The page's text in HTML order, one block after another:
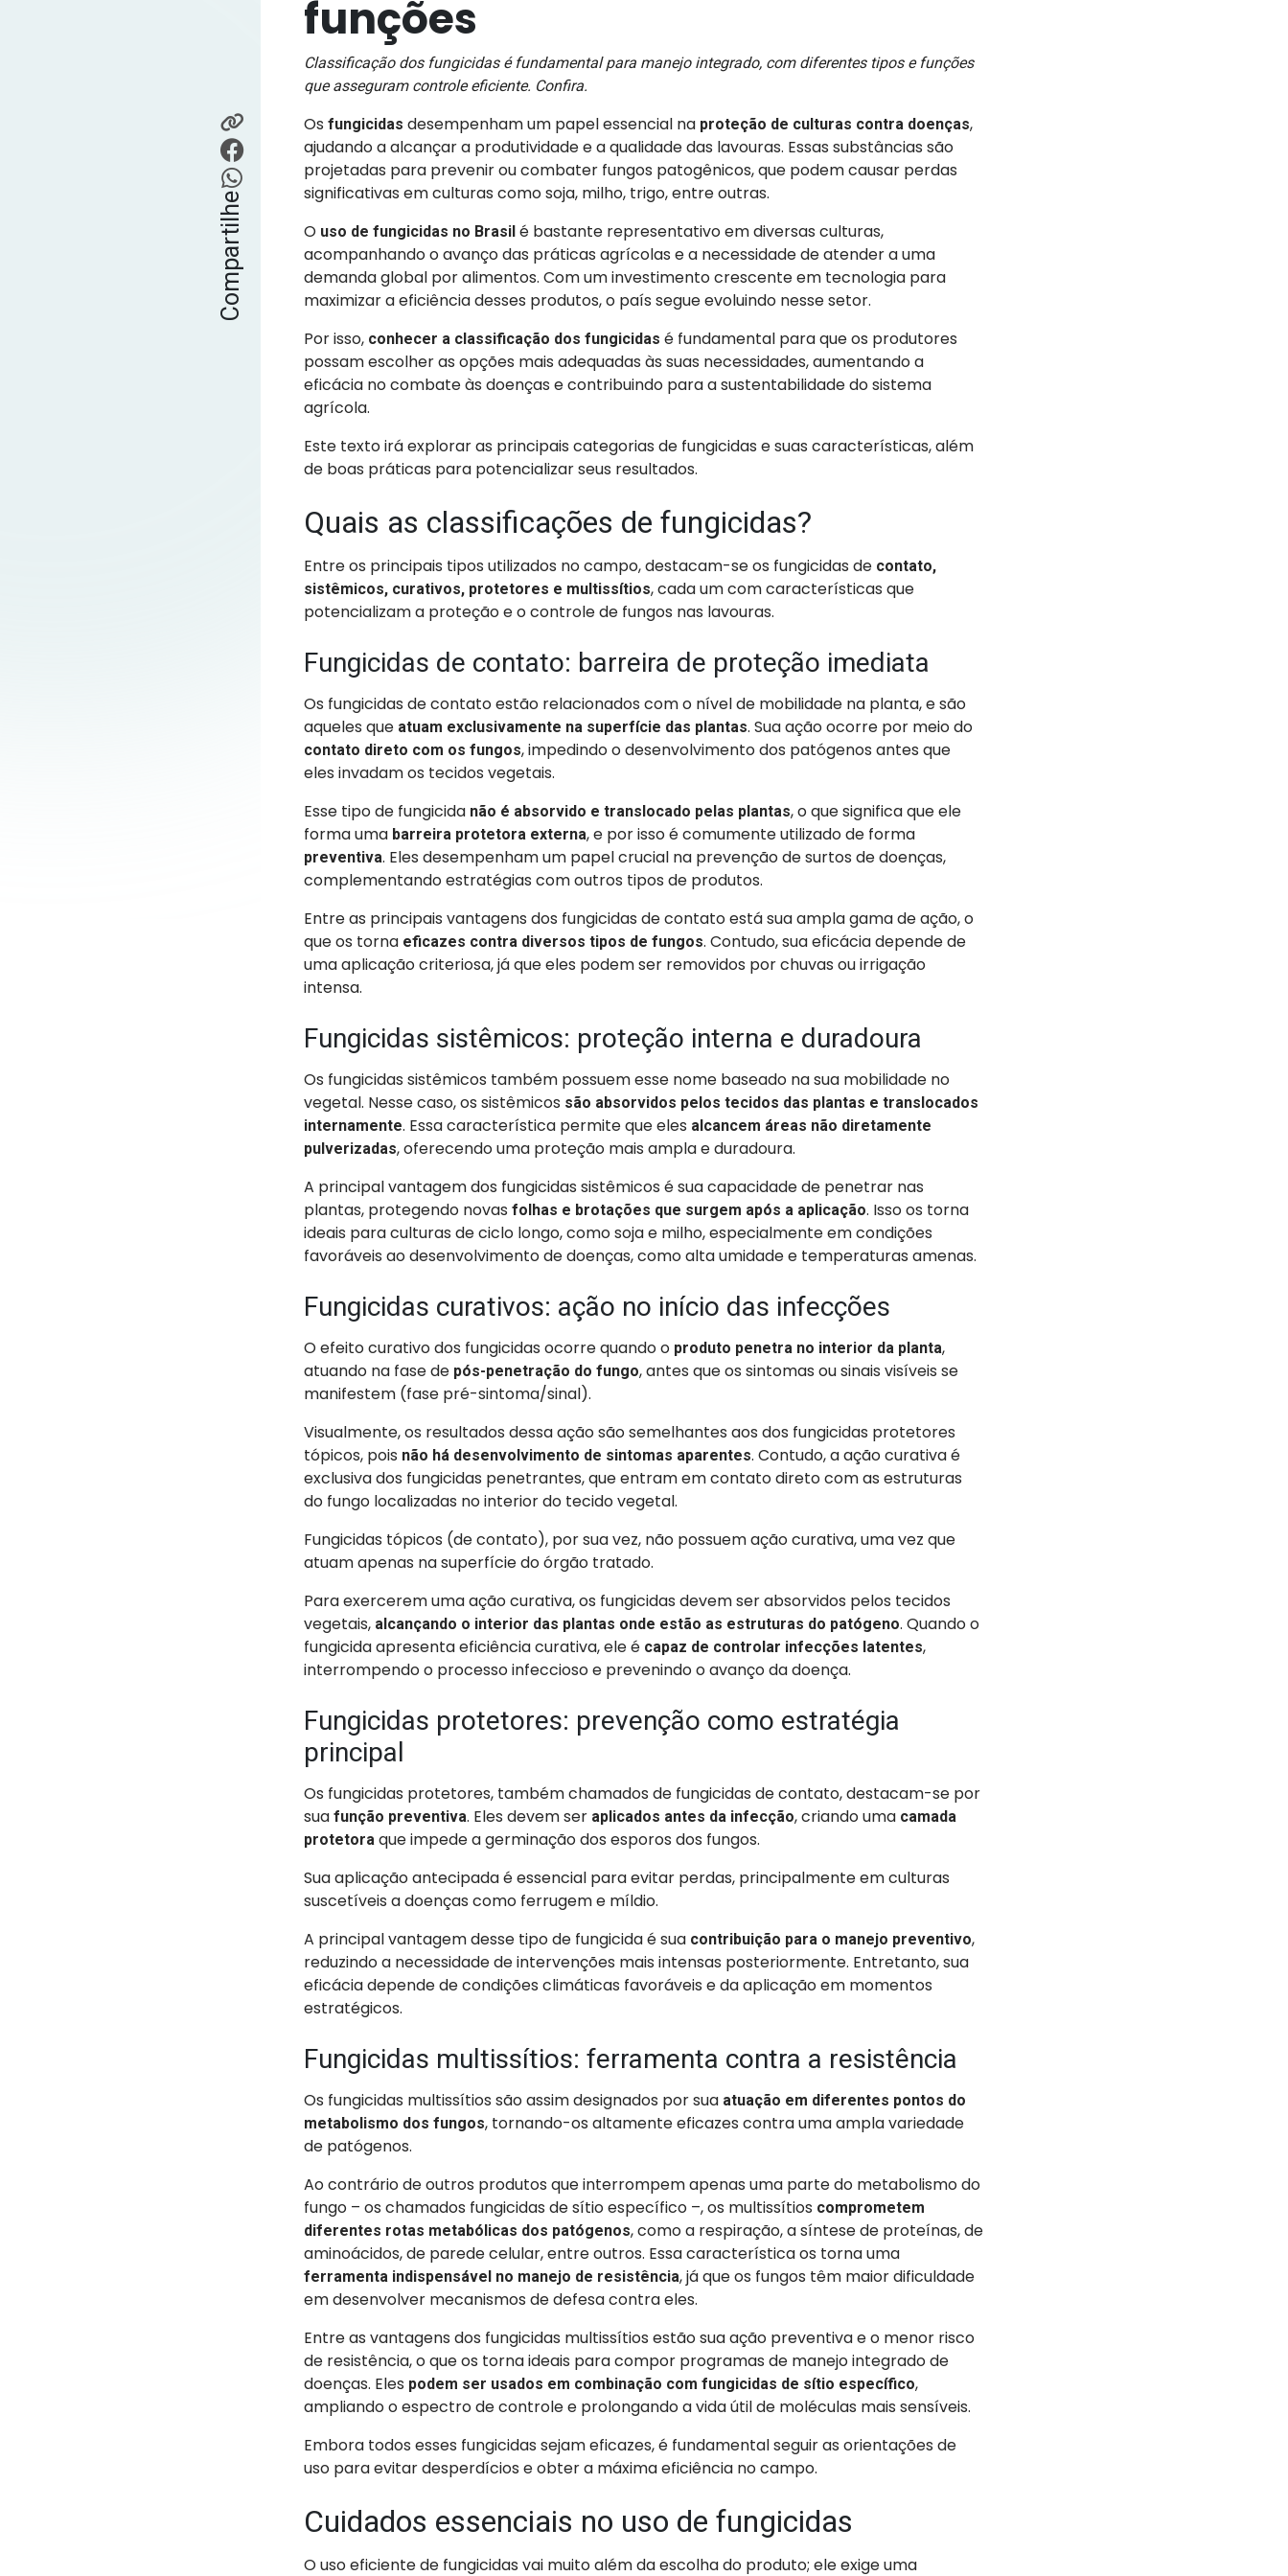
Compartilhe
funções
Classificação dos fungicidas é fundamental para manejo integrado, com diferentes tipos e funções
que asseguram controle eficiente. Confira.
Os fungicidas desempenham um papel essencial na proteção de culturas contra doenças,
ajudando a alcançar a produtividade e a qualidade das lavouras. Essas substâncias são
projetadas para prevenir ou combater fungos patogênicos, que podem causar perdas
significativas em culturas como soja, milho, trigo, entre outras.
O uso de fungicidas no Brasilé bastante representativo em diversas culturas,
acompanhando o avanço das práticas agrícolas e a necessidade de atender a uma
demanda global por alimentos. Com um investimento crescente em tecnologia para
maximizar a eficiência desses produtos, o país segue evoluindo nesse setor.
Por isso, conhecer a classificação dos fungicidas é fundamental para que os produtores
possam escolher as opções mais adequadas às suas necessidades, aumentando a
eficácia no combate às doenças e contribuindo para a sustentabilidade do sistema
agrícola.
Este texto irá explorar as principais categorias de fungicidas e suas características, além
de boas práticas para potencializar seus resultados.
Quais as classificações de fungicidas?
Entre os principais tipos utilizados no campo, destacam-se os fungicidas de contato,
sistêmicos, curativos, protetores e multissítios, cada um com características que
potencializam a proteção e o controle de fungos nas lavouras.
Fungicidas de contato: barreira de proteção imediata
Os fungicidas de contato estão relacionados com o nível de mobilidade na planta, e são
aqueles que atuam exclusivamente na superfície das plantas. Sua ação ocorre por meio do
contato direto com os fungos, impedindo o desenvolvimento dos patógenos antes que
eles invadam os tecidos vegetais.
Esse tipo de fungicidanão é absorvido e translocado pelas plantas, o que significa que ele
forma umabarreira protetora externa, e por isso é comumente utilizado de forma
preventiva. Eles desempenham um papel crucial na prevenção de surtos de doenças,
complementando estratégias com outros tipos de produtos.
Entre as principais vantagens dos fungicidas de contato está sua ampla gama de ação, o
que os tornaeficazes contra diversos tipos de fungos. Contudo, sua eficácia depende de
uma aplicação criteriosa, já que eles podem ser removidos por chuvas ou irrigação
intensa.
Fungicidas sistêmicos: proteção interna e duradoura
Os fungicidas sistêmicos também possuem esse nome baseado na sua mobilidade no
vegetal. Nesse caso, os sistêmicos são absorvidos pelos tecidos das plantas e translocados
internamente. Essa característica permite que eles alcancem áreas não diretamente
pulverizadas, oferecendo uma proteção mais ampla e duradoura.
A principal vantagem dos fungicidas sistêmicos é sua capacidade de penetrar nas
plantas, protegendo novas folhas e brotações que surgem após a aplicação. Isso os torna
ideais para culturas de ciclo longo, como soja e milho, especialmente em condições
favoráveis ao desenvolvimento de doenças, como alta umidade e temperaturas amenas.
Fungicidas curativos: ação no início das infecções
O efeito curativo dos fungicidas ocorre quando o produto penetra no interior da planta,
atuando na fase de pós-penetração do fungo, antes que os sintomas ou sinais visíveis se
manifestem (fase pré-sintoma/sinal).
Visualmente, os resultados dessa ação são semelhantes aos dos fungicidas protetores
tópicos, pois não há desenvolvimento de sintomas aparentes. Contudo, a ação curativa é
exclusiva dos fungicidas penetrantes, que entram em contato direto com as estruturas
do fungo localizadas no interior do tecido vegetal.
Fungicidas tópicos (de contato), por sua vez, não possuem ação curativa, uma vez que
atuam apenas na superfície do órgão tratado.
Para exercerem uma ação curativa, os fungicidas devem ser absorvidos pelos tecidos
vegetais, alcançando o interior das plantas onde estão as estruturas do patógeno. Quando o
fungicida apresenta eficiência curativa, ele é capaz de controlar infecções latentes,
interrompendo o processo infeccioso e prevenindo o avanço da doença.
Fungicidas protetores: prevenção como estratégia
principal
Os fungicidas protetores, também chamados de fungicidas de contato, destacam-se por
suafunção preventiva. Eles devem ser aplicados antes da infecção, criando umacamada
protetoraque impede a germinação dos esporos dos fungos.
Sua aplicação antecipada é essencial para evitar perdas, principalmente em culturas
suscetíveis a doenças como ferrugem e míldio.
A principal vantagem desse tipo de fungicida é suacontribuição para o manejo preventivo,
reduzindo a necessidade de intervenções mais intensas posteriormente. Entretanto, sua
eficácia depende de condições climáticas favoráveis e da aplicação em momentos
estratégicos.
Fungicidas multissítios: ferramenta contra a resistência
Os fungicidas multissítios são assim designados por suaatuação em diferentes pontos do
metabolismo dos fungos, tornando-os altamente eficazes contra uma ampla variedade
de patógenos.
Ao contrário de outros produtos que interrompem apenas uma parte do metabolismo do
fungo – os chamados fungicidas de sítio específico –, os multissítios comprometem
diferentes rotas metabólicas dos patógenos, como a respiração, a síntese de proteínas, de
aminoácidos, de parede celular, entre outros. Essa característica os torna uma
ferramenta indispensável no manejo de resistência, já que os fungos têm maior dificuldade
em desenvolver mecanismos de defesa contra eles.
Entre as vantagens dos fungicidas multissítios estão sua ação preventiva e o menor risco
de resistência, o que os torna ideais para compor programas de manejo integrado de
doenças. Eles podem ser usados em combinação com fungicidas de sítio específico,
ampliando o espectro de controle e prolongando a vida útil de moléculas mais sensíveis.
Embora todos esses fungicidas sejam eficazes, é fundamental seguir as orientações de
uso para evitar desperdícios e obter a máxima eficiência no campo.
Cuidados essenciais no uso de fungicidas
O uso eficiente de fungicidas vai muito além da escolha do produto; ele exige uma